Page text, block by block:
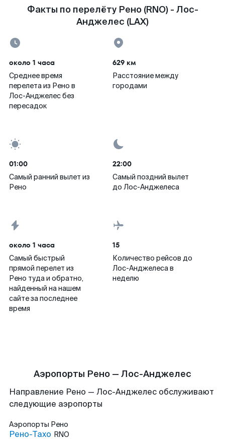
Факты по перелёту Рено (RNO) - Лос-
Анджелес (LAX)
около 1 часа
Среднее время
перелета из Рено в
Лос-Анджелес без
пересадок
629 км
Расстояние между
городами
01:00
Самый ранний вылет из
Рено
22:00
Самый поздний вылет
до Лос-Анджелеса
около 1 часа
Самый быстрый
прямой перелет из
Рено туда и обратно,
найденный на нашем
сайте за последнее
время
15
Количество рейсов до
Лос-Анджелеса в
неделю
Аэропорты Рено — Лос-Анджелес
Направление Рено — Лос-Анджелес обслуживают
следующие аэропорты
Аэропорты Рено
Рено-Тахо RNO